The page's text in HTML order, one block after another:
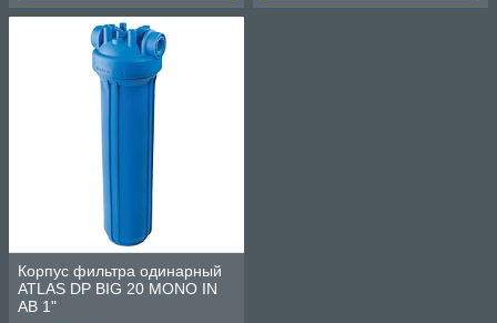
Корпус фильтра одинарный
ATLAS DP BIG 20 MONO IN
AB 1"